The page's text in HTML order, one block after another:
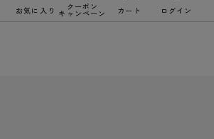
お気に入り クーポン
キャンペーン カート ログイン